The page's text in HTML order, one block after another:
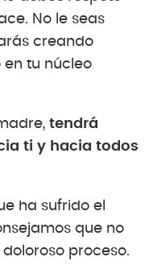
No le seas
creando
en tu núcleo
tendrá
ti y hacia todos
ha sufrido el
que no
proceso.